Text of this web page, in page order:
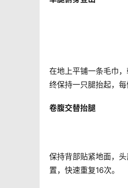
在地上平铺一条毛巾
终保持一只腿抬起，每
卷腹交替抬腿
保持背部贴紧地面，
置，快速重复16次。